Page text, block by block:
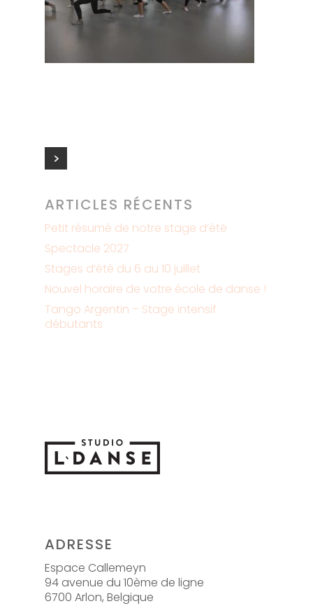
ARTICLES RÉCENTS
Petit résumé de notre stage d’été
Spectacle 2027
Stages d’été du 6 au 10 juillet
Nouvel horaire de votre école de danse !
Tango Argentin – Stage intensif
débutants
ADRESSE
Espace Callemeyn
94 avenue du 10ème de ligne
6700 Arlon, Belgique